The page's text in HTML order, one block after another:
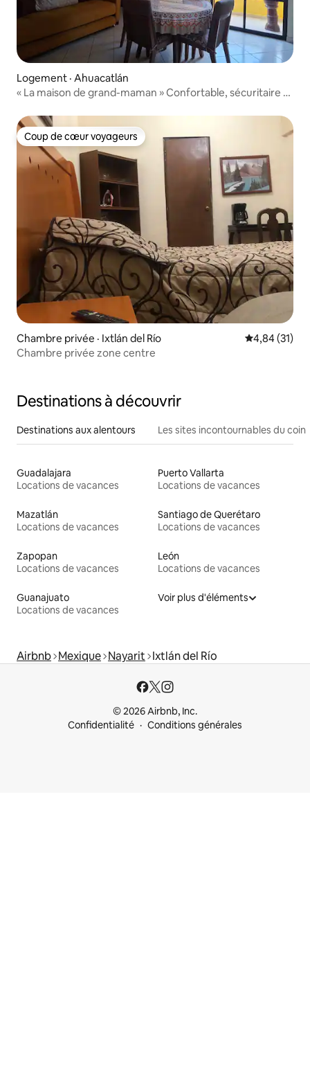
Logement · Ahuacatlán
« La maison de grand-maman » Confortable, sécuritaire et
Coup de cœur voyageurs
Coup de cœur voyageurs
Chambre privée · Ixtlán del Río Note
4,84 (31)
Chambre privée zone centre
Destinations à découvrir
Destinations aux alentours Les sites incontournables du coin
Guadalajara
Locations de vacances
Puerto Vallarta
Locations de vacances
Mazatlán
Locations de vacances
Santiago de Querétaro
Locations de vacances
Zapopan
Locations de vacances
León
Locations de vacances
Guanajuato
Locations de vacances
Voir plus d'éléments
Airbnb Mexique Nayarit Ixtlán del Río
© 2026 Airbnb, Inc.
Confidentialité
Conditions générales